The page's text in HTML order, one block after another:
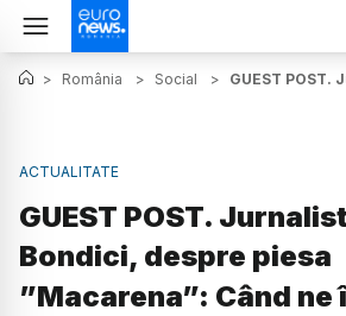
> România > Social > GUEST
ACTUALITATE
GUEST POST.
Bondici, despre piesa
”Macarena”: Când ne